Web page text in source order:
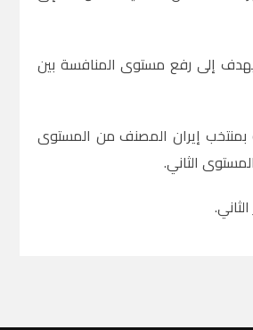
يهدف إلى رفع مستوى المنافسة بين
بمنتخب إيران المصنف من المستوى
الثاني.
.